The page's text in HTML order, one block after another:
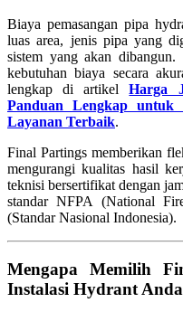
Biaya pemasangan pipa
luas area, jenis pipa yang
sistem yang akan
kebutuhan biaya secara
lengkap di artikelHarga
Panduan Lengkap untuk
Layanan Terbaik.
Final Partings memberikan
mengurangi kualitas hasil
teknisi bersertifikat dengan
standar NFPA (National
(Standar Nasional Indonesia).
Mengapa Memilih
Instalasi Hydrant Anda